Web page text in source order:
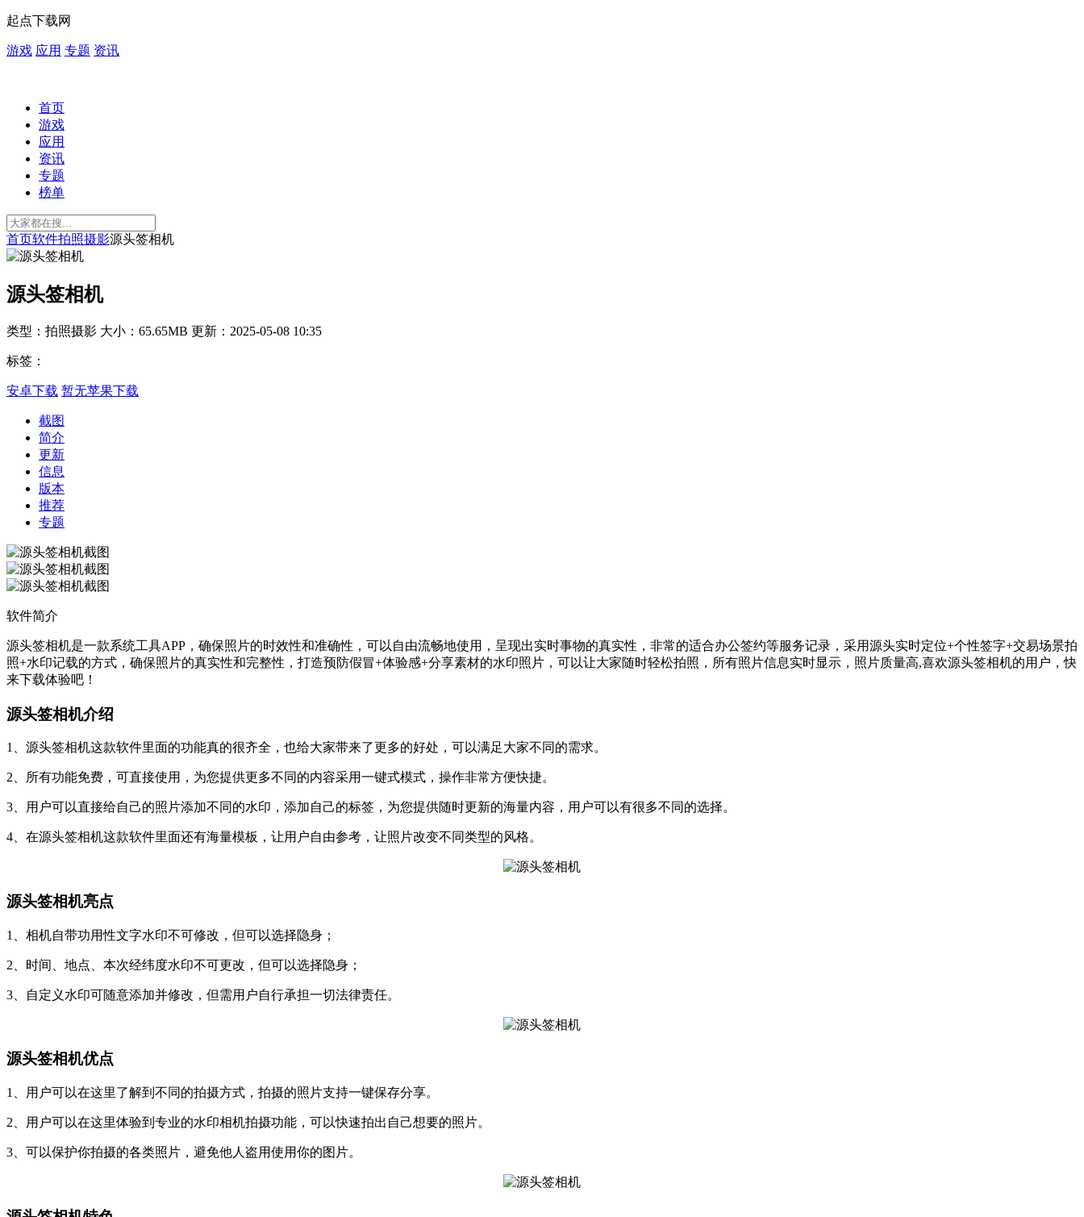
起点下载网
游戏 应用 专题 资讯
首页
游戏
应用
资讯
专题
榜单
首页软件拍照摄影源头签相机
源头签相机
类型：拍照摄影 大小：65.65MB 更新：2025-05-08 10:35
标签：
安卓下载 暂无苹果下载
截图
简介
更新
信息
版本
推荐
专题
软件简介
源头签相机是一款系统工具APP，确保照片的时效性和准确性，可以自由流畅地使用，呈现出实时事物的真实性，非常的适合办公签约等服务记录，采用源头实时定位+个性签字+交易场景拍
照+水印记载的方式，确保照片的真实性和完整性，打造预防假冒+体验感+分享素材的水印照片，可以让大家随时轻松拍照，所有照片信息实时显示，照片质量高,喜欢源头签相机的用户，快
来下载体验吧！
源头签相机介绍
1、源头签相机这款软件里面的功能真的很齐全，也给大家带来了更多的好处，可以满足大家不同的需求。
2、所有功能免费，可直接使用，为您提供更多不同的内容采用一键式模式，操作非常方便快捷。
3、用户可以直接给自己的照片添加不同的水印，添加自己的标签，为您提供随时更新的海量内容，用户可以有很多不同的选择。
4、在源头签相机这款软件里面还有海量模板，让用户自由参考，让照片改变不同类型的风格。
源头签相机亮点
1、相机自带功用性文字水印不可修改，但可以选择隐身；
2、时间、地点、本次经纬度水印不可更改，但可以选择隐身；
3、自定义水印可随意添加并修改，但需用户自行承担一切法律责任。
源头签相机优点
1、用户可以在这里了解到不同的拍摄方式，拍摄的照片支持一键保存分享。
2、用户可以在这里体验到专业的水印相机拍摄功能，可以快速拍出自己想要的照片。
3、可以保护你拍摄的各类照片，避免他人盗用使用你的图片。